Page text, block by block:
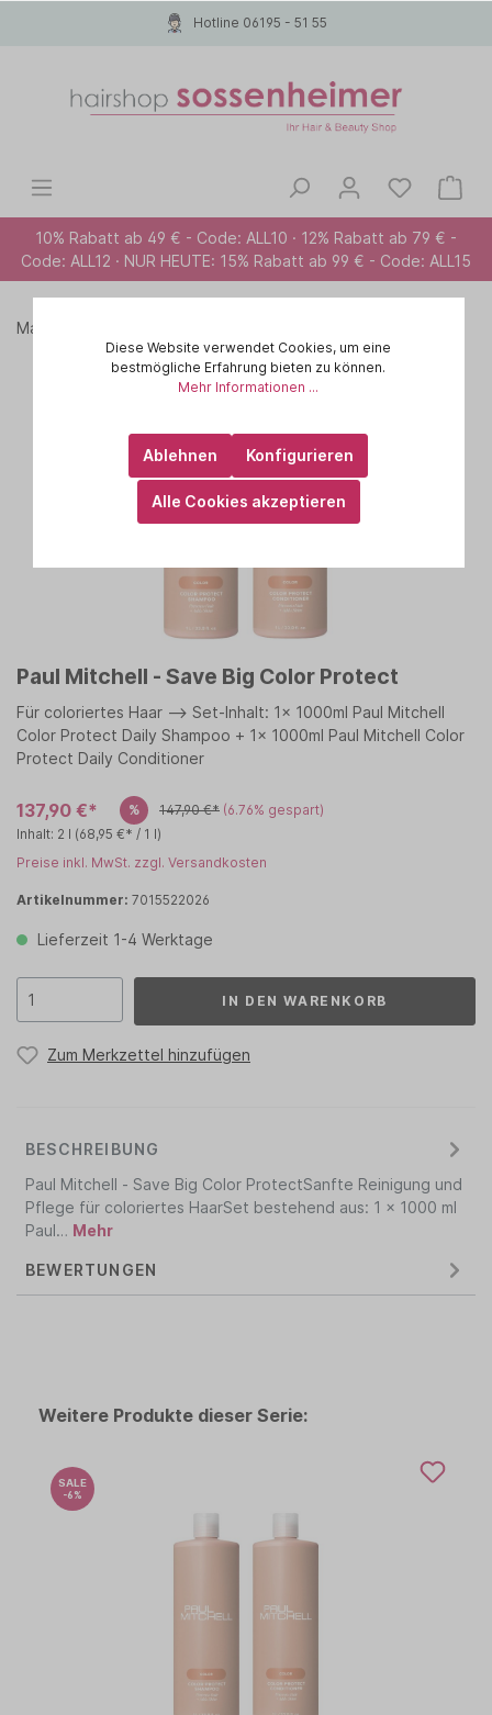
Hotline 06195 - 51 55
10% Rabatt ab 49 € - Code: ALL10 · 12% Rabatt ab 79 € -
Code: ALL12 · NUR HEUTE: 15% Rabatt ab 99 € - Code: ALL15
Marken A-Z
Paul Mitchell - Save Big Color Protect
Für coloriertes Haar --> Set-Inhalt: 1x 1000ml Paul Mitchell
Color Protect Daily Shampoo + 1x 1000ml Paul Mitchell Color
Protect Daily Conditioner
137,90 €* % 147,90 €* (6.76% gespart)
Inhalt: 2 l (68,95 €* / 1 l)
Preise inkl. MwSt. zzgl. Versandkosten
Artikelnummer: 7015522026
Lieferzeit 1-4 Werktage
IN DEN WARENKORB
Zum Merkzettel hinzufügen
BESCHREIBUNG
Paul Mitchell - Save Big Color ProtectSanfte Reinigung und
Pflege für coloriertes HaarSet bestehend aus: 1 x 1000 ml
Paul… Mehr
BEWERTUNGEN
Weitere Produkte dieser Serie:
SALE
-6%
Diese Website verwendet Cookies, um eine
bestmögliche Erfahrung bieten zu können.
Mehr Informationen ...
Ablehnen Konfigurieren
Alle Cookies akzeptieren